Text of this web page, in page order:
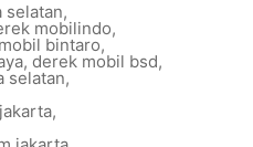
selatan,
mobilindo,
bintaro,
, derek mobil bsd,
selatan,
,